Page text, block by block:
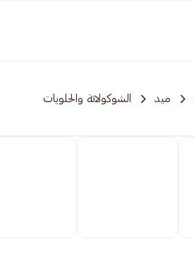
ميد الشوكولاتة والحلويات